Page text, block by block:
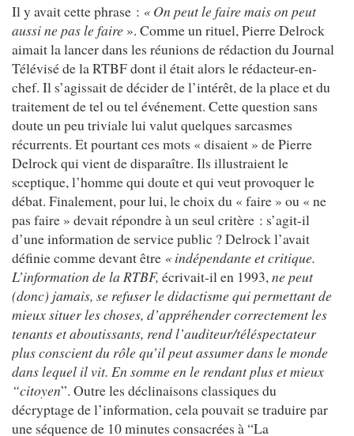
Il y avait cette phrase : « On peut le faire mais on peut
aussi ne pas le faire ». Comme un rituel, Pierre Delrock
aimait la lancer dans les réunions de rédaction du Journal
Télévisé de la RTBF dont il était alors le rédacteur-en-
chef. Il s’agissait de décider de l’intérêt, de la place et du
traitement de tel ou tel événement. Cette question sans
doute un peu triviale lui valut quelques sarcasmes
récurrents. Et pourtant ces mots « disaient » de Pierre
Delrock qui vient de disparaître. Ils illustraient le
sceptique, l’homme qui doute et qui veut provoquer le
débat. Finalement, pour lui, le choix du « faire » ou « ne
pas faire » devait répondre à un seul critère : s’agit-il
d’une information de service public ? Delrock l’avait
définie comme devant être « indépendante et critique.
L’information de la RTBF, écrivait-il en 1993,ne peut
(donc) jamais, se refuser le didactisme qui permettant de
mieux situer les choses, d’appréhender correctement les
tenants et aboutissants, rend l’auditeur/téléspectateur
plus conscient du rôle qu’il peut assumer dans le monde
dans lequel il vit. En somme en le rendant plus et mieux
“citoyen”. Outre les déclinaisons classiques du
décryptage de l’information, cela pouvait se traduire par
une séquence de 10 minutes consacrées à “La